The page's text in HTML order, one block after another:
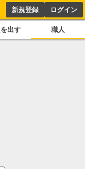
新規登録 ログイン
出す 職人